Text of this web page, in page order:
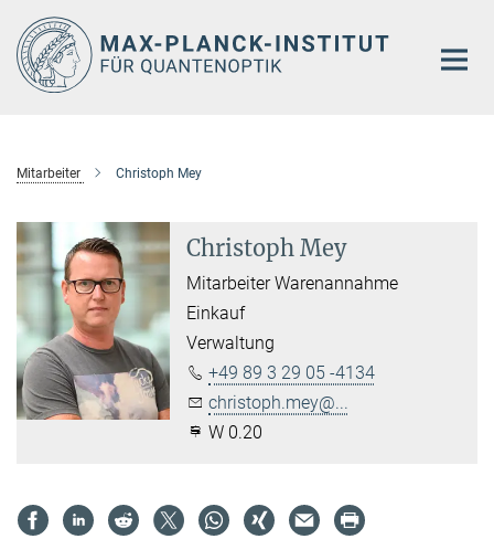
Hauptinhalt
Mitarbeiter Christoph Mey
Christoph Mey
Mitarbeiter Warenannahme
Einkauf
Verwaltung
+49 89 3 29 05 -4134
christoph.mey@...
W 0.20